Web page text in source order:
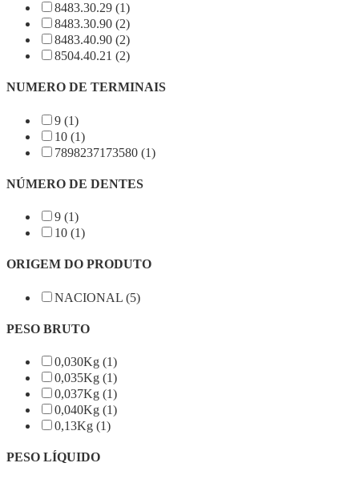
8483.30.29 (1)
8483.30.90 (2)
8483.40.90 (2)
8504.40.21 (2)
NUMERO DE TERMINAIS
9 (1)
10 (1)
7898237173580 (1)
NÚMERO DE DENTES
9 (1)
10 (1)
ORIGEM DO PRODUTO
NACIONAL (5)
PESO BRUTO
0,030Kg (1)
0,035Kg (1)
0,037Kg (1)
0,040Kg (1)
0,13Kg (1)
PESO LÍQUIDO